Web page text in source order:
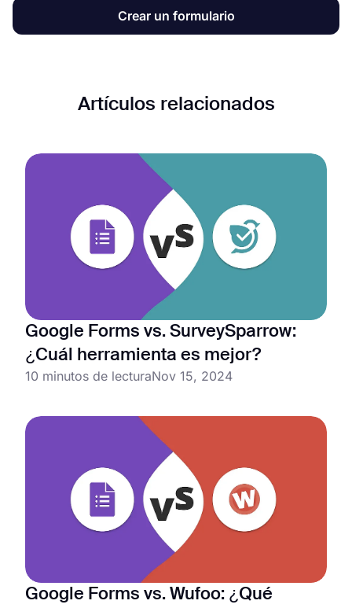
Crear un formulario
Artículos relacionados
Google Forms vs. SurveySparrow:
¿Cuál herramienta es mejor?
10 minutos de lecturaNov 15, 2024
Google Forms vs. Wufoo: ¿Qué